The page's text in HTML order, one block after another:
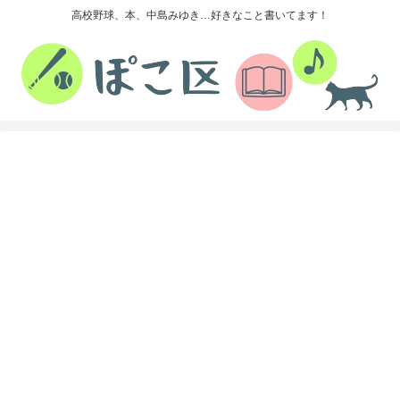
高校野球、本、中島みゆき…好きなこと書いてます！